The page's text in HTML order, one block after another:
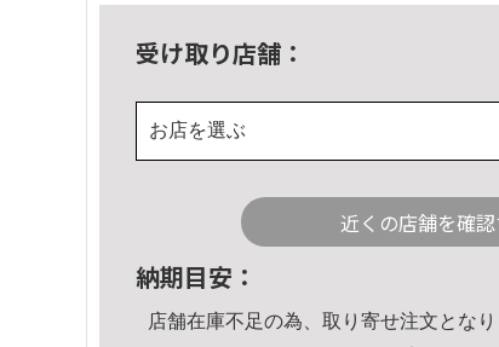
受け取り店舗：
お店を選ぶ
近くの店舗を確認
納期目安：
店舗在庫不足の為、取り寄せ注文となり